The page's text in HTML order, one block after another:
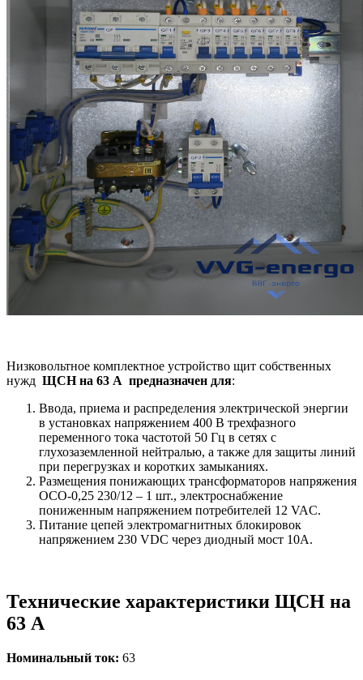
Низковольтное комплектное устройство щит собственных
нужд ЩСН на 63 А предназначен для:
Ввода, приема и распределения электрической энергии
в установках напряжением 400 В трехфазного
переменного тока частотой 50 Гц в сетях с
глухозаземленной нейтралью, а также для защиты линий
при перегрузках и коротких замыканиях.
Размещения понижающих трансформаторов напряжения
ОСО-0,25 230/12 – 1 шт., электроснабжение
пониженным напряжением потребителей 12 VAC.
Питание цепей электромагнитных блокировок
напряжением 230 VDC через диодный мост 10А.
Технические характеристики ЩСН на
63 А
Номинальный ток: 63